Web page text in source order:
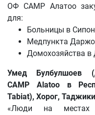
ОФ CAMP Алатоо
для:
Больницы в
Медпункта
Домохозяйства
Умед Булбулшоев
CAMP Alatoo в
Tabiat), Хорог,
«Люди на местах